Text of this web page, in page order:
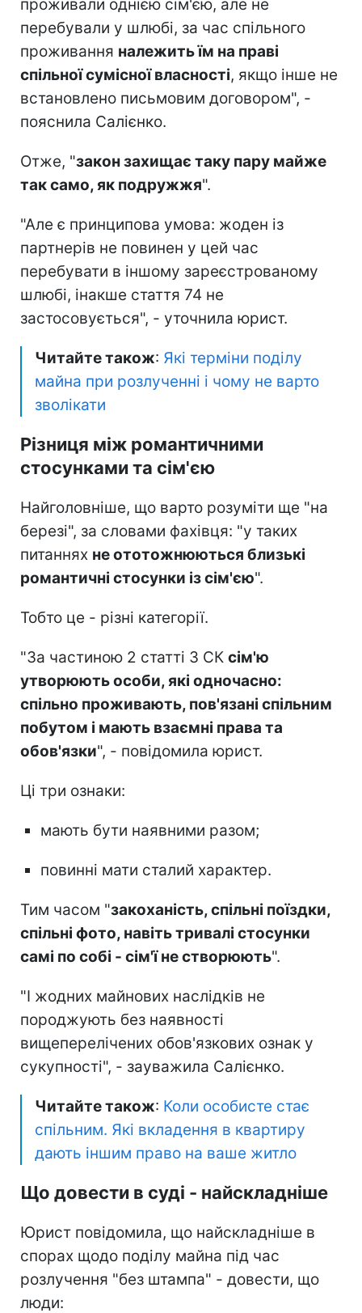
проживали однією сім'єю, але не
перебували у шлюбі, за час спільного
проживання належить їм на праві
спільної сумісної власності, якщо інше не
встановлено письмовим договором", -
пояснила Салієнко.
Отже, "закон захищає таку пару майже
так само, як подружжя".
"Але є принципова умова: жоден із
партнерів не повинен у цей час
перебувати в іншому зареєстрованому
шлюбі, інакше стаття 74 не
застосовується", - уточнила юрист.
Читайте також: Які терміни поділу
майна при розлученні і чому не варто
зволікати
Різниця між романтичними
стосунками та сім'єю
Найголовніше, що варто розуміти ще "на
березі", за словами фахівця: "у таких
питаннях не ототожнюються близькі
романтичні стосунки із сім'єю".
Тобто це - різні категорії.
"За частиною 2 статті 3 СК сім'ю
утворюють особи, які одночасно:
спільно проживають, пов'язані спільним
побутом і мають взаємні права та
обов'язки", - повідомила юрист.
Ці три ознаки:
мають бути наявними разом;
повинні мати сталий характер.
Тим часом "закоханість, спільні поїздки,
спільні фото, навіть тривалі стосунки
самі по собі - сім'ї не створюють".
"І жодних майнових наслідків не
породжують без наявності
вищеперелічених обов'язкових ознак у
сукупності", - зауважила Салієнко.
Читайте також: Коли особисте стає
спільним. Які вкладення в квартиру
дають іншим право на ваше житло
Що довести в суді - найскладніше
Юрист повідомила, що найскладніше в
спорах щодо поділу майна під час
розлучення "без штампа" - довести, що
люди: